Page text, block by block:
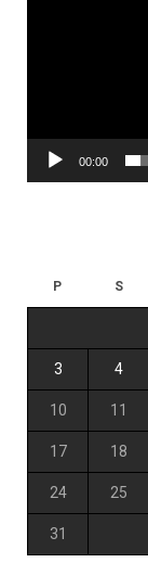
00:00
P S
3 4
10 11
17 18
24 25
31